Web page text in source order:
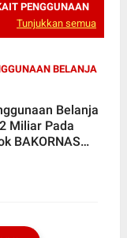
PENGGUNAAN
Tunjukkan semua
BELANJA
Belanja
Miliar Pada
BAKORNAS